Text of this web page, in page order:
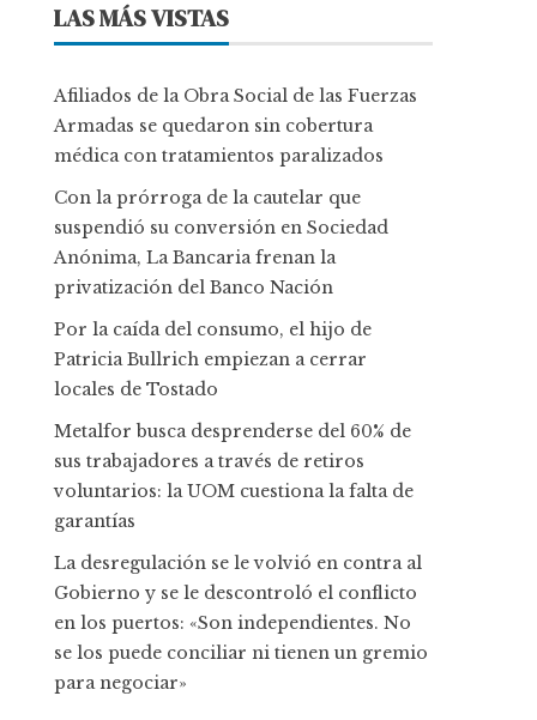
LAS MÁS VISTAS
Afiliados de la Obra Social de las Fuerzas
Armadas se quedaron sin cobertura
médica con tratamientos paralizados
Con la prórroga de la cautelar que
suspendió su conversión en Sociedad
Anónima, La Bancaria frenan la
privatización del Banco Nación
Por la caída del consumo, el hijo de
Patricia Bullrich empiezan a cerrar
locales de Tostado
Metalfor busca desprenderse del 60% de
sus trabajadores a través de retiros
voluntarios: la UOM cuestiona la falta de
garantías
La desregulación se le volvió en contra al
Gobierno y se le descontroló el conflicto
en los puertos: «Son independientes. No
se los puede conciliar ni tienen un gremio
para negociar»